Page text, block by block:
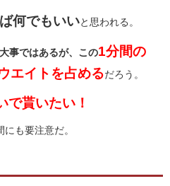
何でもいいと思われる。
事ではあるが、 この1分間の
エイトを占めるだろう。
で貰いたい！
も要注意だ。